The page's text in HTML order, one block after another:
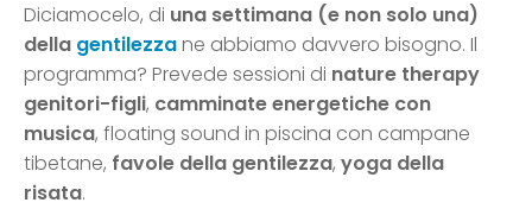
Diciamocelo, di una settimana (e non solo una)
della gentilezzane abbiamo davvero bisogno. Il
programma? Prevede sessioni di nature therapy
genitori-figli, camminate energetiche con
musica, floating sound in piscina con campane
tibetane, favole della gentilezza, yoga della
risata.